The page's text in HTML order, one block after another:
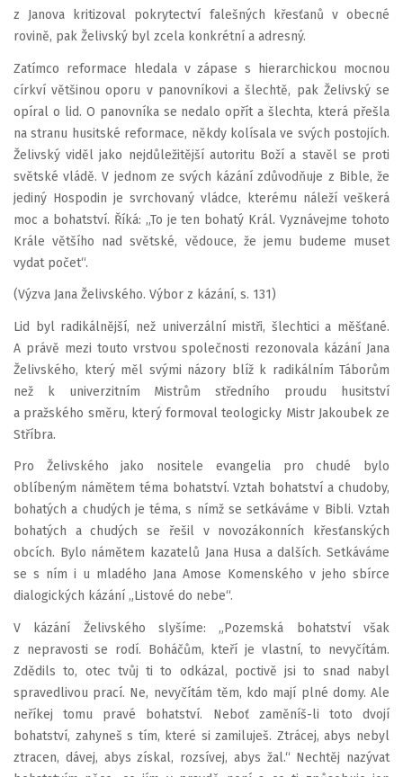
z Janova kritizoval pokrytectví falešných křesťanů v obecné
rovině, pak Želivský byl zcela konkrétní a adresný.
Zatímco reformace hledala v zápase s hierarchickou mocnou
církví většinou oporu v panovníkovi a šlechtě, pak Želivský se
opíral o lid. O panovníka se nedalo opřít a šlechta, která přešla
na stranu husitské reformace, někdy kolísala ve svých postojích.
Želivský viděl jako nejdůležitější autoritu Boží a stavěl se proti
světské vládě. V jednom ze svých kázání zdůvodňuje z Bible, že
jediný Hospodin je svrchovaný vládce, kterému náleží veškerá
moc a bohatství. Říká: „To je ten bohatý Král. Vyznávejme tohoto
Krále většího nad světské, vědouce, že jemu budeme muset
vydat počet“.
(Výzva Jana Želivského. Výbor z kázání, s. 131)
Lid byl radikálnější, než univerzální mistři, šlechtici a měšťané.
A právě mezi touto vrstvou společnosti rezonovala kázání Jana
Želivského, který měl svými názory blíž k radikálním Táborům
než k univerzitním Mistrům středního proudu husitství
a pražského směru, který formoval teologicky Mistr Jakoubek ze
Stříbra.
Pro Želivského jako nositele evangelia pro chudé bylo
oblíbeným námětem téma bohatství. Vztah bohatství a chudoby,
bohatých a chudých je téma, s nímž se setkáváme v Bibli. Vztah
bohatých a chudých se řešil v novozákonních křesťanských
obcích. Bylo námětem kazatelů Jana Husa a dalších. Setkáváme
se s ním i u mladého Jana Amose Komenského v jeho sbírce
dialogických kázání „Listové do nebe“.
V kázání Želivského slyšíme: „Pozemská bohatství však
z nepravosti se rodí. Boháčům, kteří je vlastní, to nevyčítám.
Zdědils to, otec tvůj ti to odkázal, poctivě jsi to snad nabyl
spravedlivou prací. Ne, nevyčítám těm, kdo mají plné domy. Ale
neříkej tomu pravé bohatství. Neboť zaměníš-li toto dvojí
bohatství, zahyneš s tím, které si zamiluješ. Ztrácej, abys nebyl
ztracen, dávej, abys získal, rozsívej, abys žal.“ Nechtěj nazývat